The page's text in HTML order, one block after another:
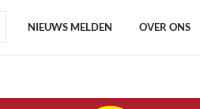
NIEUWS MELDEN OVER ONS